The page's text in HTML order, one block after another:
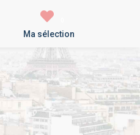
Ma sélection